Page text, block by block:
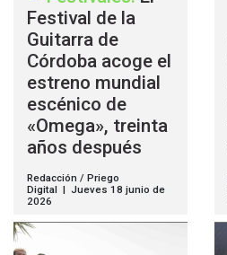
Festival de la
Guitarra de
Córdoba acoge el
estreno mundial
escénico de
«Omega», treinta
años después
Redacción / Priego
Digital | Jueves 18 junio de
2026